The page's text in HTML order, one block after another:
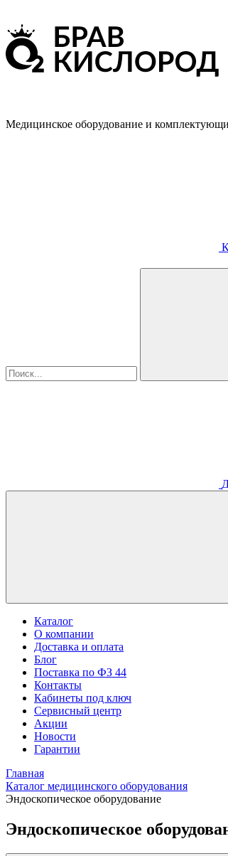
Медицинское оборудование и
Каталог
О компании
Доставка и оплата
Блог
Поставка по ФЗ 44
Контакты
Кабинеты под ключ
Сервисный центр
Акции
Новости
Гарантии
Главная
Каталог медицинского оборудования
Эндоскопическое оборудование
Эндоскопическое